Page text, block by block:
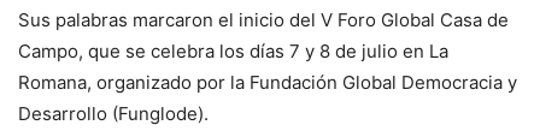
Sus palabras marcaron el inicio del V Foro Global Casa de
Campo, que se celebra los días 7 y 8 de julio en La
Romana, organizado por la Fundación Global Democracia y
Desarrollo (Funglode).